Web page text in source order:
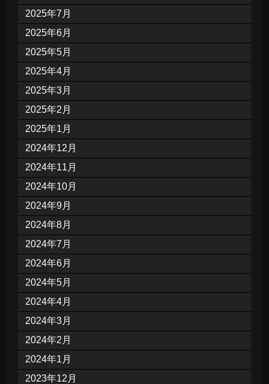
2025年7月
2025年6月
2025年5月
2025年4月
2025年3月
2025年2月
2025年1月
2024年12月
2024年11月
2024年10月
2024年9月
2024年8月
2024年7月
2024年6月
2024年5月
2024年4月
2024年3月
2024年2月
2024年1月
2023年12月